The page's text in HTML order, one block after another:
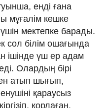
енді ғана
мұғалім кешке
мектепке барады.
сол білім ошағында
ішінде үш ер адам
Олардың бірі
атып шығып,
қараусыз
қорлаған.